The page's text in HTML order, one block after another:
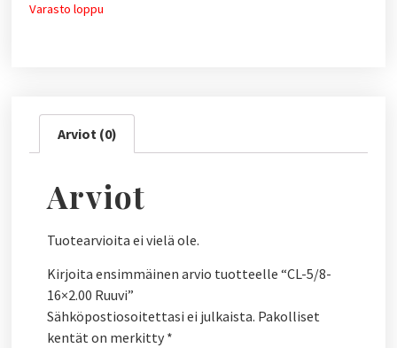
Varasto loppu
Arviot (0)
Arviot
Tuotearvioita ei vielä ole.
Kirjoita ensimmäinen arvio tuotteelle “CL-5/8-
16×2.00 Ruuvi”
Sähköpostiosoitettasi ei julkaista. Pakolliset
kentät on merkitty *